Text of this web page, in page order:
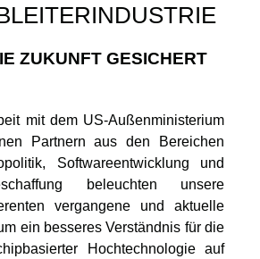
ZUKUNFT GESICHERT
mit dem US-Außenministerium
Partnern aus den Bereichen
Softwareentwicklung und
beleuchten unsere
vergangene und aktuelle
ein besseres Verständnis für die
Hochtechnologie auf